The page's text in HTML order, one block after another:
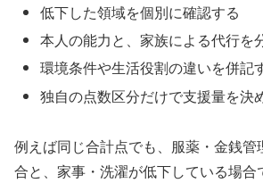
低下した領域を個別に確認する
本人の能力と、家族による代行を
環境条件や生活役割の違いを併記
独自の点数区分だけで支援量を決
例えば同じ合計点でも、服薬・金銭
合と、家事・洗濯が低下している場合